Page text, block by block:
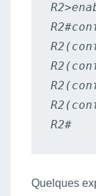
R2#
Quelques